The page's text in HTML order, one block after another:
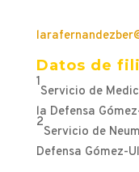
Datos de
1
Servicio de
la Defensa
2
Servicio de
Defensa Gómez-